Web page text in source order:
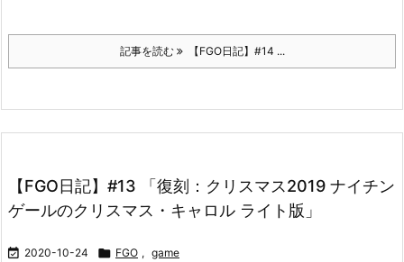
記事を読む 【FGO日記】#14 ...
【FGO日記】#13 「復刻：クリスマス2019 ナイチン
ゲールのクリスマス・キャロル ライト版」
 2020-10-24  FGO , game